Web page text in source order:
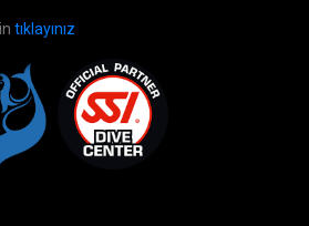
tıklayınız